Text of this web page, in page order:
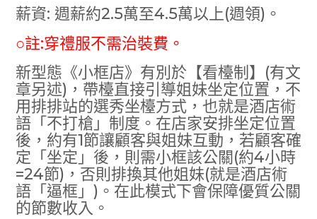
薪資: 週薪約2.5萬至4.5萬以上(週領)。
○註:穿禮服不需治裝費。
新型態《小框店》有別於【看檯制】(有文
章另述)，帶檯直接引導姐妹坐定位置，不
用排排站的選秀坐檯方式，也就是酒店術
語「不打槍」制度。在店家安排坐定位置
後，約有1節讓顧客與姐妹互動，若顧客確
定「坐定」後，則需小框該公關(約4小時
=24節)，否則排換其他姐妹(就是酒店術
語「逼框」)。在此模式下會保障優質公關
的節數收入。